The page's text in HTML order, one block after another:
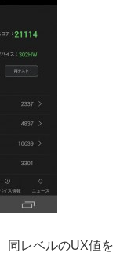
同レベルのUX値を